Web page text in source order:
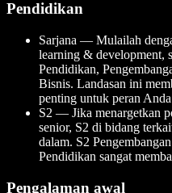
Pendidikan
Sarjana — Mulailah
learning & development,
Pendidikan,
Bisnis. Landasan ini
penting untuk peran
S2 — Jika menargetkan
senior, S2 di bidang
dalam. S2
Pendidikan sangat
Pengalaman awal